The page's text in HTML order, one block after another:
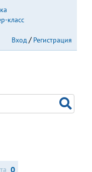
класс
Вход
Регистрация
0